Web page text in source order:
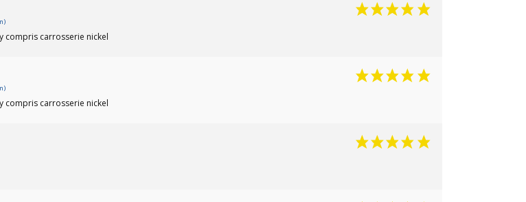
compris carrosserie nickel
compris carrosserie nickel